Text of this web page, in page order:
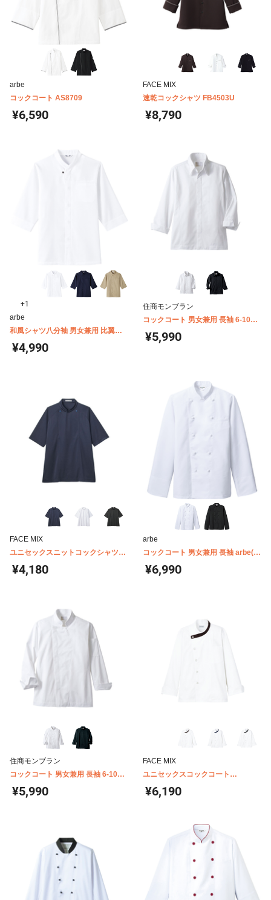
arbe
コックコート AS8709
¥6,590
FACE MIX
速乾コックシャツ FB4503U
¥8,790
+1
arbe
和風シャツ八分袖 男女兼用 比翼ボ
¥4,990
住商モンブラン
コックコート 男女兼用 長袖 6-1021-
¥5,990
FACE MIX
ユニセックスニットコックシャツ
¥4,180
arbe
コックコート 男女兼用 長袖 arbe(チ
¥6,990
住商モンブラン
コックコート 男女兼用 長袖 6-1001-
¥5,990
FACE MIX
ユニセックスコックコート
¥6,190